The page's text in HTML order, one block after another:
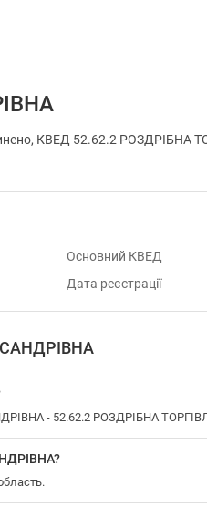
КВЕД 52.62.2 РОЗДРІБНА
Основний КВЕД
Дата реєстрації
- 52.62.2 РОЗДРІБНА